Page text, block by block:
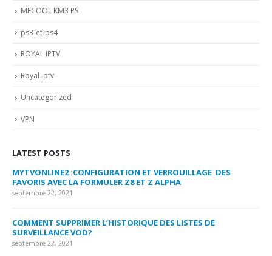
MECOOL KM3 PS
ps3-et-ps4
ROYAL IPTV
Royal iptv
Uncategorized
VPN
LATEST POSTS
MYTVONLINE2 :CONFIGURATION ET VERROUILLAGE DES
FAVORIS AVEC LA FORMULER Z8 ET Z ALPHA
septembre 22, 2021
COMMENT SUPPRIMER L’HISTORIQUE DES LISTES DE
SURVEILLANCE VOD?
septembre 22, 2021